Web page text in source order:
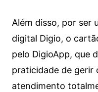
Além disso, por ser
digital Digio, o
pelo DigioApp, que
praticidade de gerir
atendimento